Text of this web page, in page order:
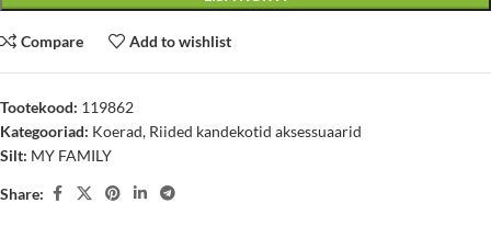
Compare Add to wishlist
Tootekood: 119862
Kategooriad: Koerad, Riided kandekotid aksessuaarid
Silt: MY FAMILY
Share: